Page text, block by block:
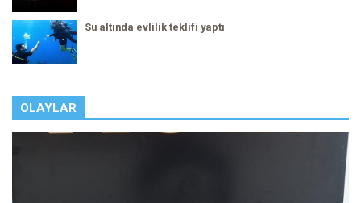
Su altında evlilik teklifi yaptı
OLAYLAR